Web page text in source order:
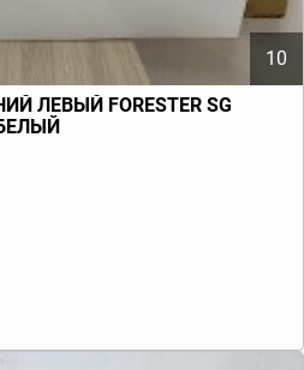
10
ЛЕВЫЙ FORESTER SG
БЕЛЫЙ